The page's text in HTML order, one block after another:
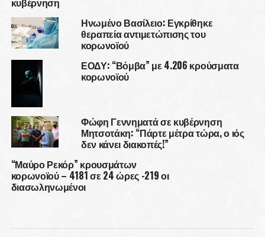
Ηνωμένο Βασίλειο: Εγκρίθηκε
θεραπεία αντιμετώπισης του
κορωνοϊού
ΕΟΔΥ: “Βόμβα” με 4.206 κρούσματα
κορωνοϊού
Φώφη Γεννηματά σε κυβέρνηση
Μητσοτάκη: “Πάρτε μέτρα τώρα, ο ιός
δεν κάνει διακοπές!”
“Μαύρο Ρεκόρ” κρουσμάτων
κορωνοϊού – 4181 σε 24 ώρες -219 οι
διασωληνωμένοι